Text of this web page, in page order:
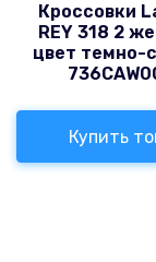
Кроссовки
REY 318 2
цвет темно-
Купить